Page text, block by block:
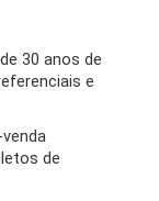
30 anos de
e
de